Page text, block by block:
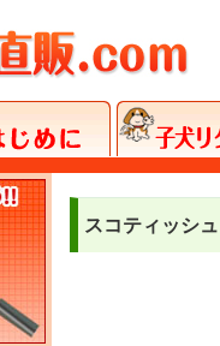
スコティッシ